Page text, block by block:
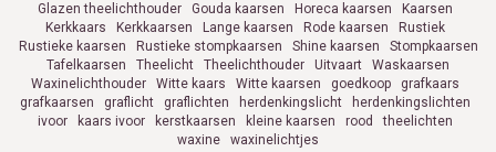
Glazen theelichthouder
Gouda kaarsen Horeca kaarsen
Kaarsen
Kerkkaars
Kerkkaarsen Lange kaarsen Rode kaarsen
Rustiek
Rustieke kaarsen
Rustieke stompkaarsen Shine kaarsen
Stompkaarsen
Tafelkaarsen
Theelicht Theelichthouder Uitvaart
Waskaarsen
Waxinelichthouder
Witte kaars Witte kaarsen goedkoop
grafkaars
grafkaarsen
graflicht graflichten herdenkingslicht
herdenkingslichten
ivoor
kaars ivoor kerstkaarsen kleine kaarsen rood
theelichten
waxine
waxinelichtjes